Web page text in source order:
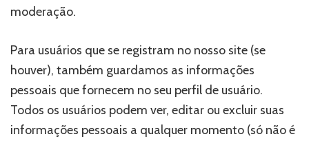
moderação.
Para usuários que se registram no nosso site (se
houver), também guardamos as informações
pessoais que fornecem no seu perfil de usuário.
Todos os usuários podem ver, editar ou excluir suas
informações pessoais a qualquer momento (só não é